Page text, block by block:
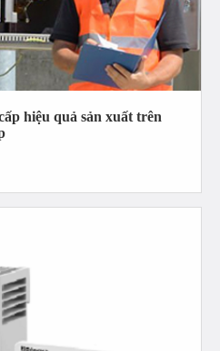
hiệu quả sản xuất trên